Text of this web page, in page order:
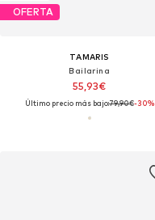
OFERTA
TAMARIS
Bailarina
55,93€
Último precio más bajo:79,90€-30%